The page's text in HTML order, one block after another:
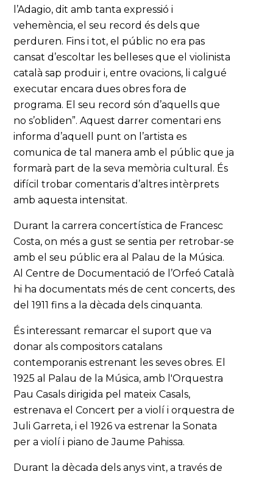
l’Adagio, dit amb tanta expressió i
vehemència, el seu record és dels que
perduren. Fins i tot, el públic no era pas
cansat d’escoltar les belleses que el violinista
català sap produir i, entre ovacions, li calgué
executar encara dues obres fora de
programa. El seu record són d’aquells que
no s’obliden”. Aquest darrer comentari ens
informa d’aquell punt on l’artista es
comunica de tal manera amb el públic que ja
formarà part de la seva memòria cultural. És
difícil trobar comentaris d’altres intèrprets
amb aquesta intensitat.
Durant la carrera concertística de Francesc
Costa, on més a gust se sentia per retrobar-se
amb el seu públic era al Palau de la Música.
Al Centre de Documentació de l’Orfeó Català
hi ha documentats més de cent concerts, des
del 1911 fins a la dècada dels cinquanta.
És interessant remarcar el suport que va
donar als compositors catalans
contemporanis estrenant les seves obres. El
1925 al Palau de la Música, amb l'Orquestra
Pau Casals dirigida pel mateix Casals,
estrenava el Concert per a violí i orquestra de
Juli Garreta, i el 1926 va estrenar la Sonata
per a violí i piano de Jaume Pahissa.
Durant la dècada dels anys vint, a través de